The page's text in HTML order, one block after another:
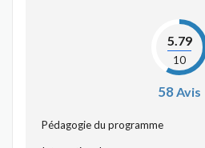
5.79
10
58Avis
Pédagogie du programme